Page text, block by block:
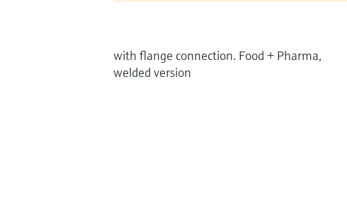
with flange connection. Food + Pharma,
welded version